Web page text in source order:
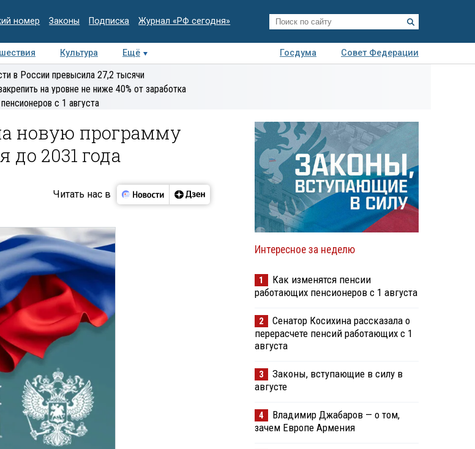
номер Законы Подписка Журнал «РФ сегодня»
Культура Ещё Госдума
Совет Федерации
Интервью Колумнисты
экспертиза
в России превысила 27,2 тысячи
на уровне не ниже 40% от заработка
с 1 августа
новую программу
до 2031 года
Читать нас в
Интересное за неделю
1
Как изменятся пенсии
работающих пенсионеров с 1 августа
2
Сенатор Косихина рассказала о
перерасчете пенсий работающих с 1
августа
3
Законы, вступающие в силу в
августе
4
Владимир Джабаров — о том,
зачем Европе Армения